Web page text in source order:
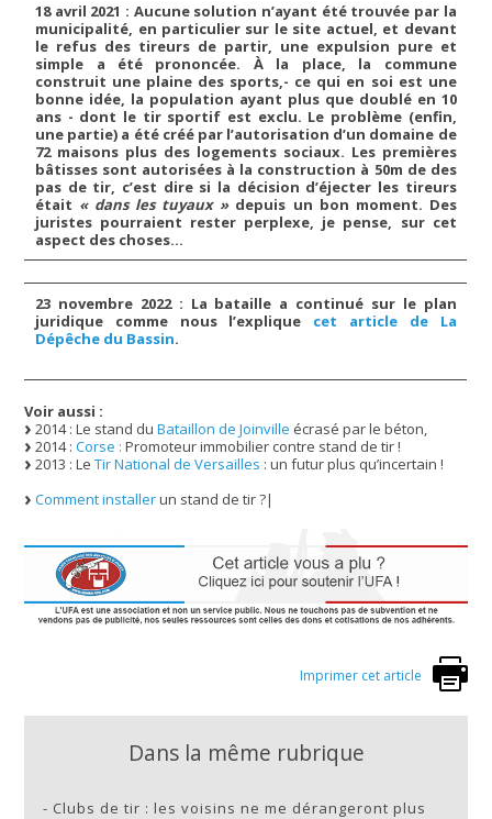
18 avril 2021 : Aucune solution n’ayant été trouvée par la
municipalité, en particulier sur le site actuel, et devant
le refus des tireurs de partir, une expulsion pure et
simple a été prononcée. À la place, la commune
construit une plaine des sports,- ce qui en soi est une
bonne idée, la population ayant plus que doublé en 10
ans - dont le tir sportif est exclu. Le problème (enfin,
une partie) a été créé par l’autorisation d’un domaine de
72 maisons plus des logements sociaux. Les premières
bâtisses sont autorisées à la construction à 50m de des
pas de tir, c’est dire si la décision d’éjecter les tireurs
était « dans les tuyaux »depuis un bon moment. Des
juristes pourraient rester perplexe, je pense, sur cet
aspect des choses…
23 novembre 2022 : La bataille a continué sur le plan
juridique comme nous l’explique cet article de La
Dépêche du Bassin.
Voir aussi :
2014 : Le stand duBataillon de Joinville écrasé par le béton,
2014 :Corse : Promoteur immobilier contre stand de tir !
2013 : LeTir National de Versailles : un futur plus qu’incertain !
Comment installerun stand de tir ?|
Imprimer cet article
Dans la même rubrique
- Clubs de tir : les voisins ne me dérangeront plus